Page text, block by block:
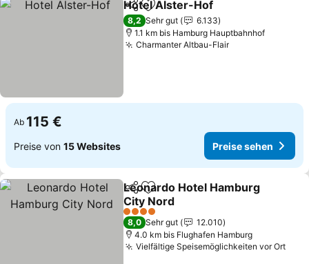
TeilenZu Favoriten hinzufügen
Hotel Alster-Hof
8,2 Sehr gut
6.133
1.1 km bis Hamburg Hauptbahnhof
Charmanter Altbau-Flair
Ab 115 €
Preise von 15 Websites Preise sehen
TeilenZu Favoriten hinzufügen
Leonardo Hotel Hamburg
City Nord
4 Sterne
8,0 Sehr gut
12.010
4.0 km bis Flughafen Hamburg
Vielfältige Speisemöglichkeiten vor Ort